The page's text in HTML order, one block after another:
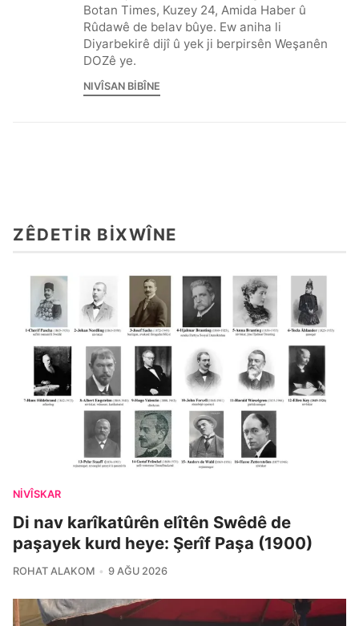
Botan Times, Kuzey 24, Amida Haber û
Rûdawê de belav bûye. Ew aniha li
Diyarbekirê dijî û yek ji berpirsên Weşanên
DOZê ye.
NIVÎSAN BIBÎNE
ZÊDETIR BIXWÎNE
NIVÎSKAR
Di nav karîkatûrên elîtên Swêdê de
paşayek kurd heye: Şerîf Paşa (1900)
ROHAT ALAKOM 9 AĞU 2026